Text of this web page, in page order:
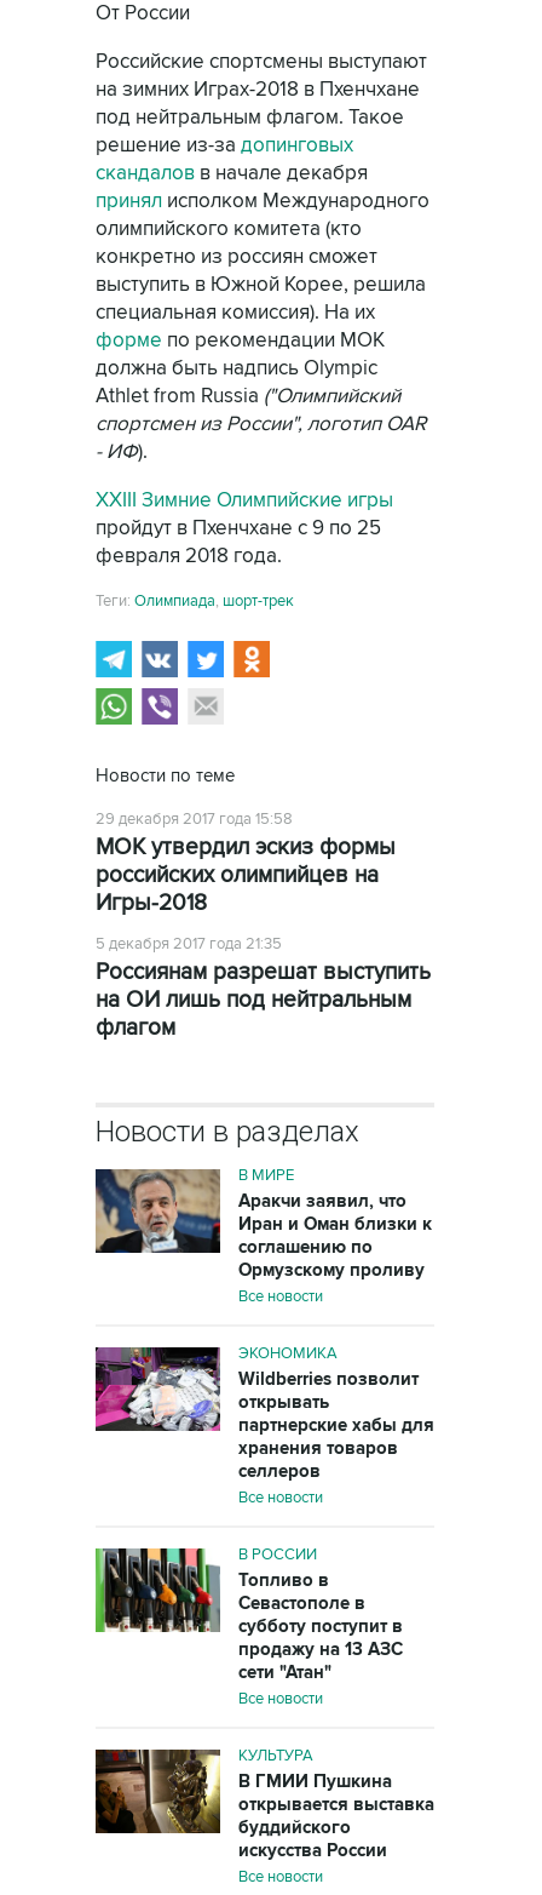
От России
Российские спортсмены выступают
на зимних Играх-2018 в Пхенчхане
под нейтральным флагом. Такое
решение из-за допинговых
скандалов в начале декабря
принял исполком Международного
олимпийского комитета (кто
конкретно из россиян сможет
выступить в Южной Корее, решила
специальная комиссия). На их
форме по рекомендации МОК
должна быть надпись Olympic
Athlet from Russia ("Олимпийский
спортсмен из России", логотип OAR
- ИФ).
XXIII Зимние Олимпийские игры
пройдут в Пхенчхане с 9 по 25
февраля 2018 года.
Теги: Олимпиада, шорт-трек
Новости по теме
29 декабря 2017 года 15:58
МОК утвердил эскиз формы
российских олимпийцев на
Игры-2018
5 декабря 2017 года 21:35
Россиянам разрешат выступить
на ОИ лишь под нейтральным
флагом
Новости в разделах
В МИРЕ
Аракчи заявил, что
Иран и Оман близки к
соглашению по
Ормузскому проливу
Все новости
ЭКОНОМИКА
Wildberries позволит
открывать
партнерские хабы для
хранения товаров
селлеров
Все новости
В РОССИИ
Топливо в
Севастополе в
субботу поступит в
продажу на 13 АЗС
сети "Атан"
Все новости
КУЛЬТУРА
В ГМИИ Пушкина
открывается выставка
буддийского
искусства России
Все новости